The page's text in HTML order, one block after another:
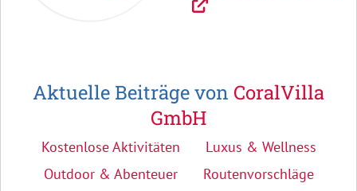
Aktuelle Beiträge von CoralVilla
GmbH
Kostenlose Aktivitäten
Luxus & Wellness
Outdoor & Abenteuer
Routenvorschläge